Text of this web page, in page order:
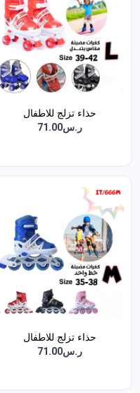
حذاء تزلج للاطفال
ر.س71.00
حذاء تزلج للاطفال
ر.س71.00